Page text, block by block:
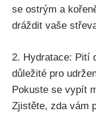
se ostrým a
dráždit vaše⁣
2.⁣ Hydratace: Pití
důležité ⁤pro
Pokuste​ se vypít
Zjistěte, zda vám